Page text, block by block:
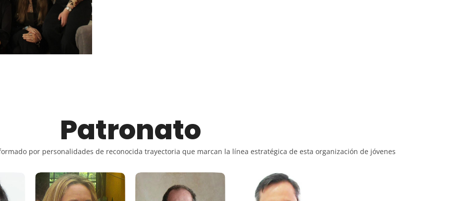
Patronato
por personalidades de reconocida trayectoria que marcan la línea estratégica de esta organización de jóvenes